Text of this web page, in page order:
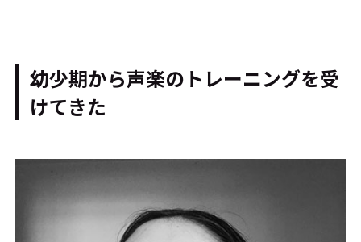
幼少期から声楽のトレーニングを受
けてきた